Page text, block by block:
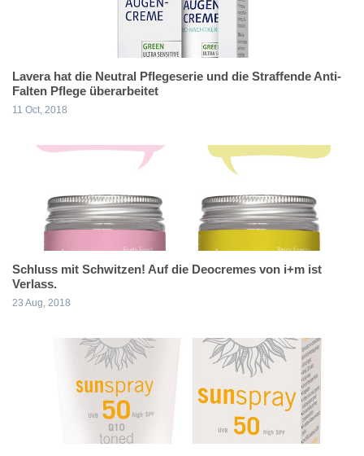
Lavera hat die Neutral Pflegeserie und die Straffende Anti-
Falten Pflege überarbeitet
11 Oct, 2018
Schluss mit Schwitzen! Auf die Deocremes von i+m ist
Verlass.
23 Aug, 2018